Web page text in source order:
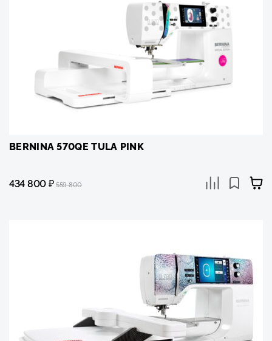
BERNINA 570QE TULA PINK
434 800₽ 559 800